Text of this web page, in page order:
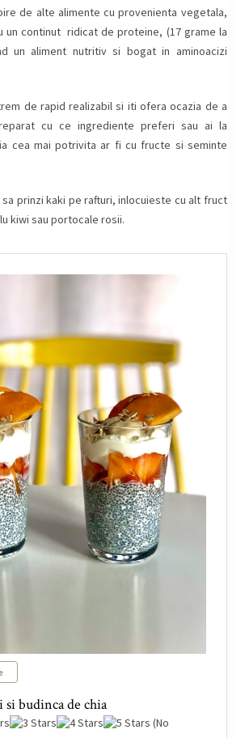
de alte alimente cu provenienta vegetala,
un continut ridicat de proteine, (17 grame la
un aliment nutritiv si bogat in aminoacizi
de rapid realizabil si iti ofera ocazia de a
cu ce ingrediente preferi sau ai la
cea mai potrivita ar fi cu fructe si seminte
sa prinzi kaki pe rafturi, inlocuieste cu alt fruct
kiwi sau portocale rosii.
si budinca de chia
(No